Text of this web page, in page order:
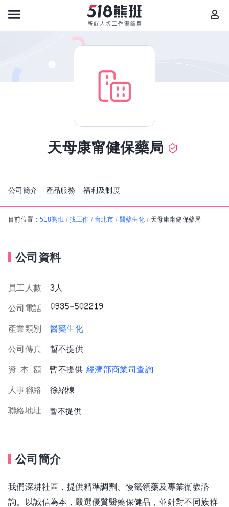
天母康甯健保藥局
公司簡介 產品服務 福利及制度
目前位置： 518熊班 / 找工作 / 台北市 / 醫藥生化 / 天母康甯健保藥局
公司資料
員工人數 3人
公司電話
產業類別 醫藥生化
公司傳真 暫不提供
資 本 額 暫不提供 經濟部商業司查詢
人事聯絡 徐紹棟
聯絡地址 暫不提供
公司簡介
我們深耕社區，提供精準調劑、慢籤領藥及專業衛教諮
詢。以誠信為本，嚴選優質醫藥保健品，並針對不同族群